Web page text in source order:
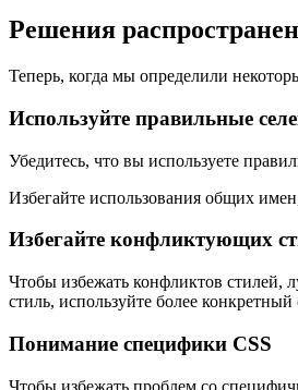
Решения
Теперь, когда мы определили
Используйте правильные
Убедитесь, что вы используете
Избегайте использования общих
Избегайте конфликтующих
Чтобы избежать конфликтов стилей,
стиль, используйте более
Понимание специфики CSS
Чтобы избежать проблем со